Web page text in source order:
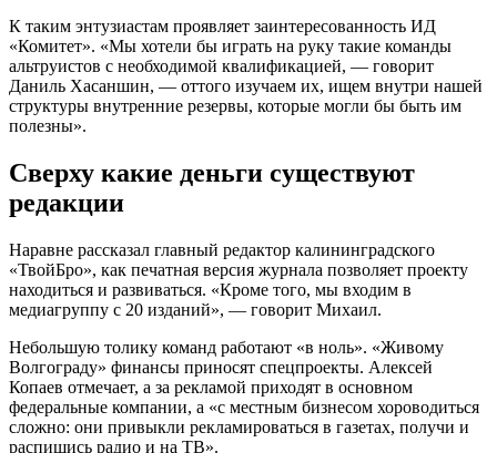
К таким энтузиастам проявляет заинтересованность ИД
«Комитет». «Мы хотели бы играть на руку такие команды
альтруистов с необходимой квалификацией, — говорит
Даниль Хасаншин, — оттого изучаем их, ищем внутри нашей
структуры внутренние резервы, которые могли бы быть им
полезны».
Сверху какие деньги существуют
редакции
Наравне рассказал главный редактор калининградского
«ТвойБро», как печатная версия журнала позволяет проекту
находиться и развиваться. «Кроме того, мы входим в
медиагруппу с 20 изданий», — говорит Михаил.
Небольшую толику команд работают «в ноль». «Живому
Волгограду» финансы приносят спецпроекты. Алексей
Копаев отмечает, а за рекламой приходят в основном
федеральные компании, а «с местным бизнесом хороводиться
сложно: они привыкли рекламироваться в газетах, получи и
распишись радио и на ТВ».